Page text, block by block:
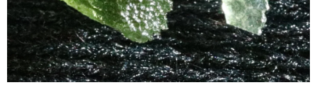
NALEZIŠTĚ
NÁŠ PŘÍBĚH
VIDEOGALERIE